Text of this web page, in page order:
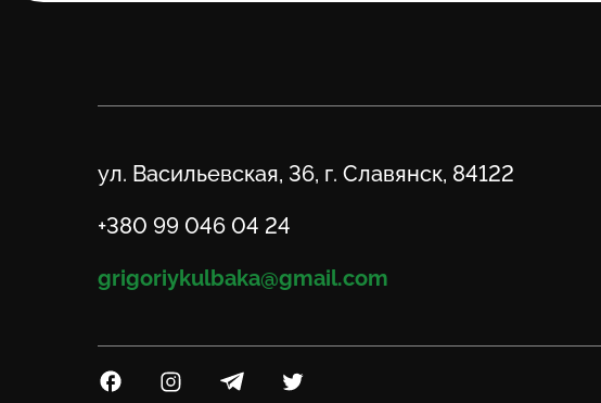
Адрес
ул. Васильевская, 36, г. Славянск, 84122
Телефон
+380 99 046 04 24
Email
grigoriykulbaka@gmail.com
Посилання на Facebook
Посилання на Instagram
Посилання на Telegram
Посилання на Twitter